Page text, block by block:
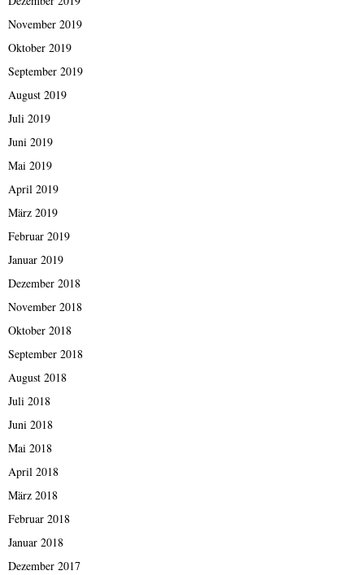
November 2019
Oktober 2019
September 2019
August 2019
Juli 2019
Juni 2019
Mai 2019
April 2019
März 2019
Februar 2019
Januar 2019
Dezember 2018
November 2018
Oktober 2018
September 2018
August 2018
Juli 2018
Juni 2018
Mai 2018
April 2018
März 2018
Februar 2018
Januar 2018
Dezember 2017